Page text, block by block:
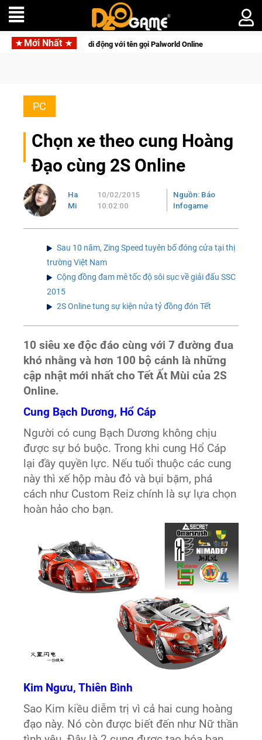
Mới Nhất
di động với tên gọi Palworld Online Gia Nhập Closed
PC
Chọn xe theo cung Hoàng
Đạo cùng 2S Online
Ha
Mi
10/02/2015
10:02:00
Nguồn: Báo
Infogame
Sau 10 năm, Zing Speed tuyên bố đóng cửa tại thị
trường Việt Nam
Cộng đồng đam mê tốc độ sôi sục về giải đấu SSC
2015
2S Online tung sự kiện nửa tỷ đồng đón Tết
10 siêu xe độc đáo cùng với 7 đường đua
khó nhằng và hơn 100 bộ cánh là những
cập nhật mới nhất cho Tết Ất Mùi của 2S
Online.
Cung Bạch Dương, Hổ Cáp
Người có cung Bạch Dương không chịu
được sự bó buộc. Trong khi cung Hổ Cáp
lại đầy quyền lực. Nếu tuổi thuộc các cung
này thì xế hộp màu đỏ và bụi bặm, phá
cách như Custom Reiz chính là sự lựa chọn
hoàn hảo cho bạn.
Kim Ngưu, Thiên Bình
Sao Kim kiều diễm trị vì cả hai cung hoàng
đạo này. Nó còn được biết đến như Nữ thần